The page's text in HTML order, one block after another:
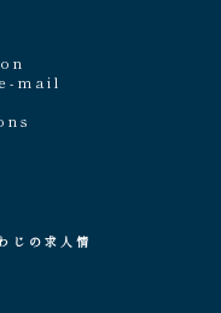
mail
じの求人情